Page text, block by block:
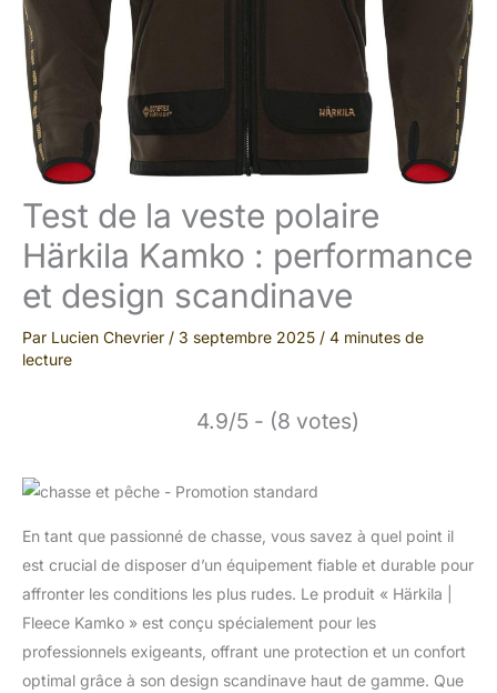
Test de la veste polaire
Härkila Kamko : performance
et design scandinave
Par Lucien Chevrier / 3 septembre 2025 / 4 minutes de
lecture
4.9/5 - (8 votes)
En tant que passionné de chasse, vous savez à quel point il
est crucial de disposer d’un équipement fiable et durable pour
affronter les conditions les plus rudes. Le produit « Härkila |
Fleece Kamko » est conçu spécialement pour les
professionnels exigeants, offrant une protection et un confort
optimal grâce à son design scandinave haut de gamme. Que